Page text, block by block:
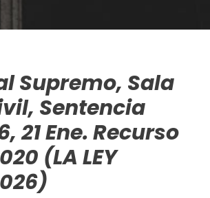
Supremo, Sala
Sentencia
21 Ene. Recurso
(LA LEY